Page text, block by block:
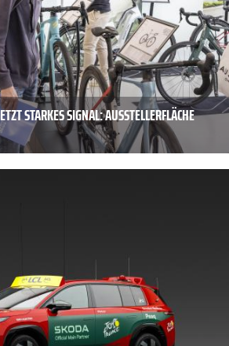
STARKES SIGNAL: AUSSTELLERFLÄCHE